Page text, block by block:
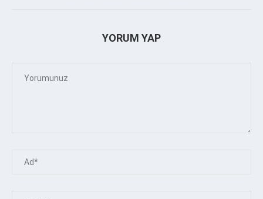
YORUM YAP